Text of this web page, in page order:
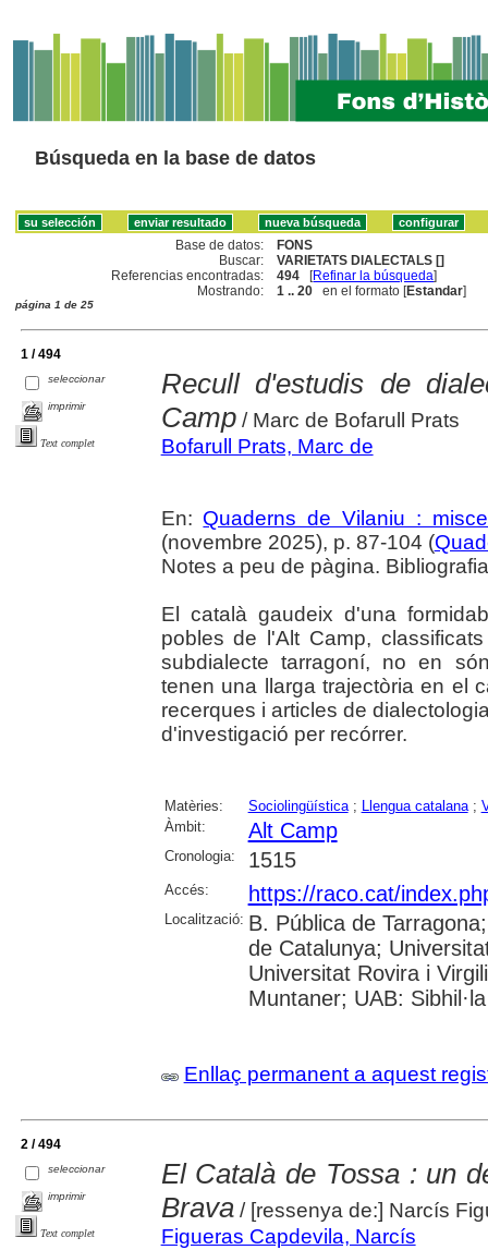
Búsqueda en la base de datos
Base de datos:
FONS
Buscar:
VARIETATS DIALECTALS []
Referencias encontradas:
494 [Refinar la búsqueda]
Mostrando:
1 .. 20 en el formato [Estandar]
página 1 de 25
1 / 494
seleccionar
imprimir
Text complet
Recull d'estudis de
Camp/ Marc de Bofarull Prats
Bofarull Prats, Marc de
En: Quaderns de Vilaniu :
(novembre 2025), p. 87-104 (
Notes a peu de pàgina.
El català gaudeix d'una
pobles de l'Alt Camp,
subdialecte tarragoní, no en
tenen una llarga trajectòria en el
recerques i articles de
d'investigació per recórrer.
Matèries: Sociolingüística; Llengua catalana;
Àmbit:
Alt Camp
Cronologia: 1515
Accés: https://raco.cat/
Localització: B. Pública de
de Catalunya;
Universitat Rovira i
Muntaner; UAB: Sibhil·la
Enllaç permanent a aquest
2 / 494
seleccionar
imprimir
Text complet
El Català de Tossa : un
Brava/ [ressenya de:] Narcís
Figueras Capdevila, Narcís